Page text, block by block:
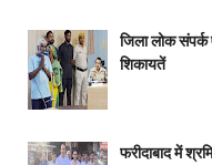
जिला लोक संपर्क
शिकायतें
फरीदाबाद में